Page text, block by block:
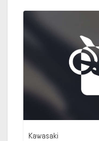
Kawasaki